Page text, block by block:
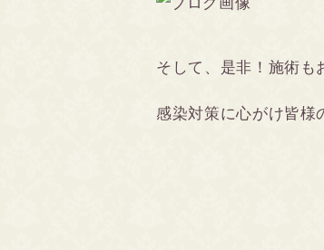
そして、是非！施術
感染対策に心がけ皆様